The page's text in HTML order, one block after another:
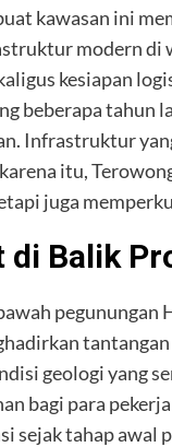
kawasan ini
modern di
kesiapan
beberapa tahun
Infrastruktur
itu,
juga
Balik
pegunungan
geologi yang
bagi para
sejak tahap awal